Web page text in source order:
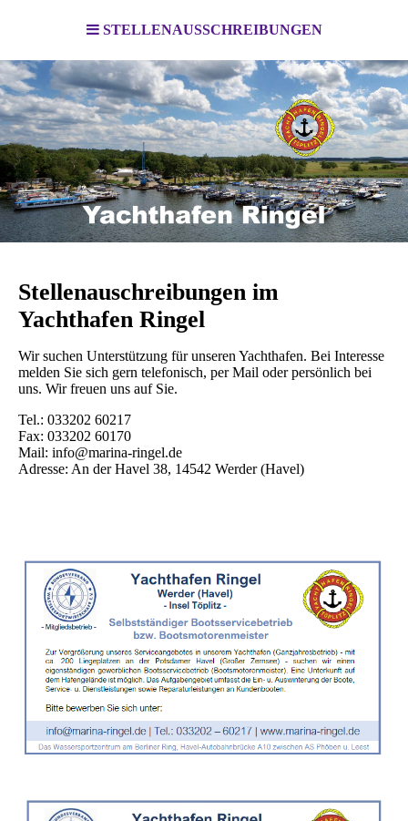
STELLENAUSSCHREIBUNGEN
Stellenauschreibungen im
Yachthafen Ringel
Wir suchen Unterstützung für unseren Yachthafen. Bei Interesse
melden Sie sich gern telefonisch, per Mail oder persönlich bei
uns. Wir freuen uns auf Sie.
Tel.: 033202 60217
Fax: 033202 60170
Mail: info@marina-ringel.de
Adresse: An der Havel 38, 14542 Werder (Havel)